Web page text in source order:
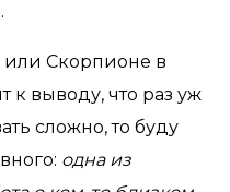
или Скорпионе в
к выводу, что раз уж
сложно, то буду
одна из